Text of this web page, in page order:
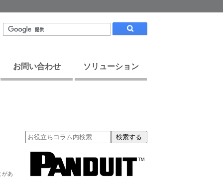
お問い合わせ ソリューション
検索する
があ